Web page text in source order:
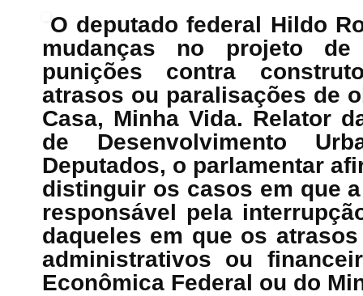
O deputado federal Hildo
mudanças no projeto
punições contra
atrasos ou paralisações de
Casa, Minha Vida. Relator
de Desenvolvimento
Deputados, o parlamentar
distinguir os casos em que
responsável pela
daqueles em que os
administrativos ou
Econômica Federal ou do